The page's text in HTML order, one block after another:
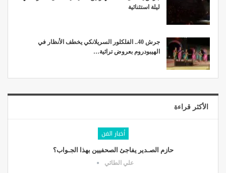
ليلة استثنائية
جرش 40.. الفلكلور السريلانكي يخطف الأنظار في
الهيبودروم بعروض تراثية…
الأكثر قراءة
أخبار الفن
حازم الصـدير يفاجئ الصحفيين بهذا الجـواب؟
علي الطائي